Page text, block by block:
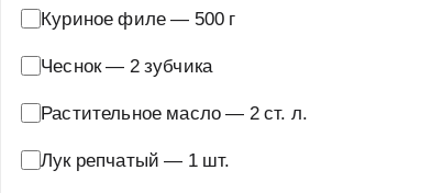
Куриное филе— 500 г
Чеснок— 2 зубчика
Растительное масло— 2 ст. л.
Лук репчатый — 1 шт.